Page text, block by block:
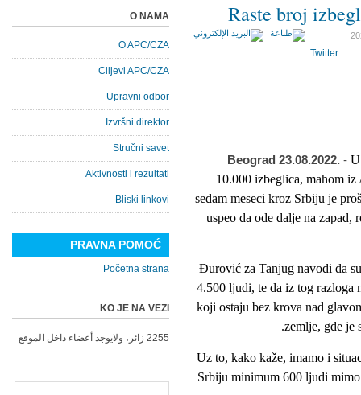
Raste broj
Twitter
Beograd 23.08.2022.-
10.000 izbeglica, mahom
sedam meseci kroz Srbiju je
uspeo da ode dalje na
Ðurović za Tanjug navodi da
4.500 ljudi, te da iz tog razloga
koji ostaju bez krova nad
zemlje, gde je
Uz to, kako kaže, imamo i
Srbiju minimum 600 ljudi
O NAMA
O APC/CZA
Ciljevi APC/CZA
Upravni odbor
Izvršni direktor
Stručni savet
Aktivnosti i rezultati
Bliski linkovi
PRAVNA POMOĆ
Početna strana
KO JE NA VEZI
2255 زائر، ولايوجد أعضاء داخل الموقع